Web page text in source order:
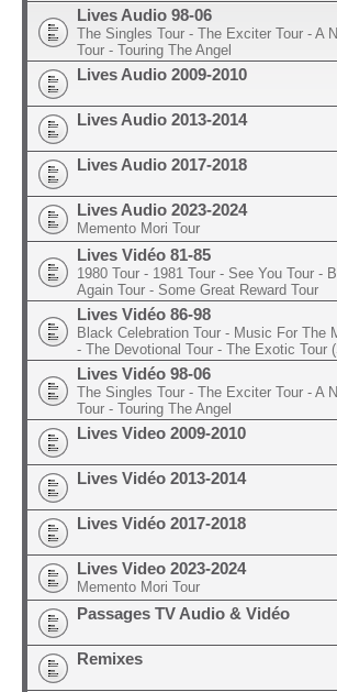
Lives Audio 98-06
The Singles Tour - The Exciter Tour - A
Tour - Touring The Angel
Lives Audio 2009-2010
Lives Audio 2013-2014
Lives Audio 2017-2018
Lives Audio 2023-2024
Memento Mori Tour
Lives Vidéo 81-85
1980 Tour - 1981 Tour - See You Tour -
Again Tour - Some Great Reward Tour
Lives Vidéo 86-98
Black Celebration Tour - Music For The
- The Devotional Tour - The Exotic Tour
Lives Vidéo 98-06
The Singles Tour - The Exciter Tour - A
Tour - Touring The Angel
Lives Video 2009-2010
Lives Vidéo 2013-2014
Lives Vidéo 2017-2018
Lives Video 2023-2024
Memento Mori Tour
Passages TV Audio & Vidéo
Remixes